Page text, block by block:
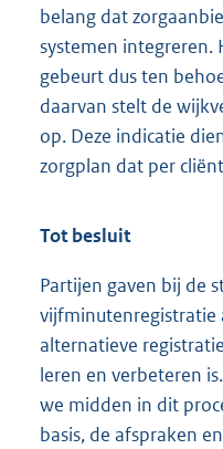
belang dat
systemen integreren.
gebeurt dus ten
daarvan stelt de
op. Deze indicatie
zorgplan dat per
Tot besluit
Partijen gaven bij de
vijfminutenregistratie
alternatieve
leren en verbeteren
we midden in dit
basis, de afspraken